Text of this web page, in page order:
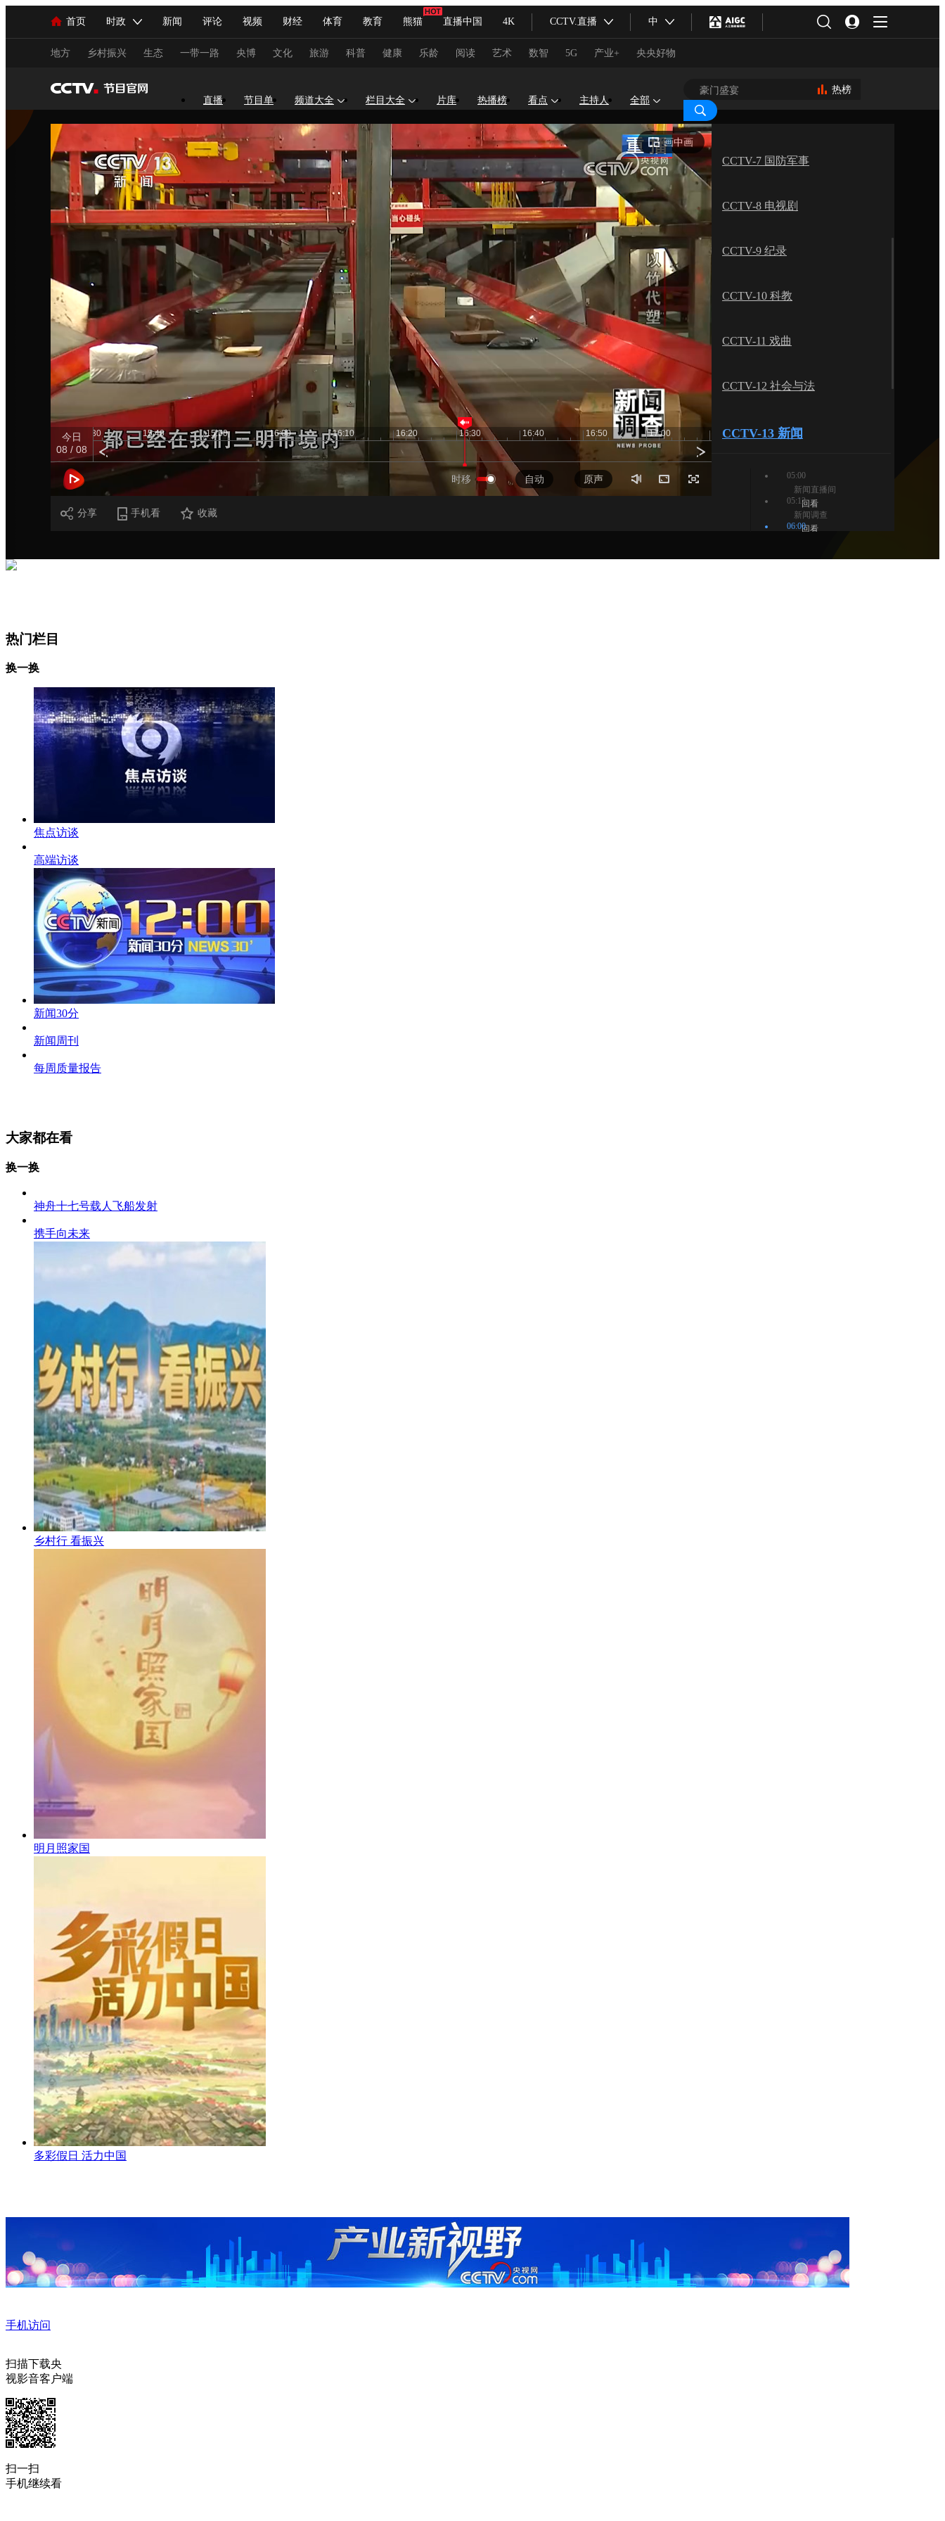
首页 时政 新闻 评论 视频 财经 体育 教育 熊猫 直播中国 4K CCTV.直播 中
人民领袖习近平 联播+ 中国领导人 央视快评 习式妙语 热解读 天天学习
直播 栏目大全 节目单 听音 微视频 主持人 下载央视影音
海外频道 iPanda English Монгол
地方 乡村振兴 生态 一带一路 央博 文化 旅游 科普 健康 乐龄 阅读 艺术 数智 5G 产业+ 央央好物
共产党员网 秧纪录 纪录片网 国家大剧院 大型活动
新闻 国内 国际 评论 经济 军事 科技 法治 文娱 人物 公益 图片
人民领袖习近平 联播+ 热解读 天天学习 习式妙语 央视快评 央视网评 光华锐评 锋面
视频 直播中国 熊猫频道 VR/AR 4K专区 全景新闻
前线 比划 蓝海中国 新兵请入列 人生第一次 人生第二次
体育 2026年世界杯 2026年冬奥会 NBA 中超 国足 网球 综合体育 亚冬会
VIP会员 CCTV奥林匹克频道 生活体育大会 体育江湖 文化体育 冰雪道路 足球道路
财经 教育 乡村振兴 生态环境 一带一路 央博 非遗 文化 旅游 科普 健康 乐龄 阅读 艺术 汽车 数智 5G
大国智造 大国展会 云顶对话 云起 超级工厂 智敬中国 颜选攻略 海洋 时尚 天气
CCTV.节目官网 直播 节目单 栏目 片库 热播榜 总台企业白名单
直播 节目单 频道大全 栏目大全 片库 热播榜 看点 主持人 全部
热榜
画中画
时移
15:30 15:40 15:50 16:00 16:10 16:20 16:30 16:40 16:50 17:00 17:10 17:20
24小时
今日
08 / 08
自动 原声
分享 手机看 收藏
CCTV-5 体育
CCTV-7 国防军事
CCTV-8 电视剧
CCTV-9 纪录
CCTV-10 科教
CCTV-11 戏曲
CCTV-12 社会与法
CCTV-13 新闻
05:00
新闻直播间
回看
05:12
新闻调查
回看
06:00
热门栏目
换一换
焦点访谈
高端访谈
新闻30分
新闻周刊
每周质量报告
大家都在看
换一换
神舟十七号载人飞船发射
携手向未来
乡村行 看振兴
明月照家国
多彩假日 活力中国
手机访问
扫描下载央
视影音客户端
扫一扫
手机继续看